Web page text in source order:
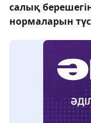
салық
нормаларын